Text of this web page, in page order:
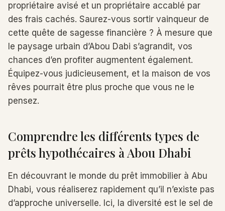
propriétaire avisé et un propriétaire accablé par
des frais cachés. Saurez-vous sortir vainqueur de
cette quête de sagesse financière ? À mesure que
le paysage urbain d’Abou Dabi s’agrandit, vos
chances d’en profiter augmentent également.
Équipez-vous judicieusement, et la maison de vos
rêves pourrait être plus proche que vous ne le
pensez.
Comprendre les différents types de
prêts hypothécaires à Abou Dhabi
En découvrant le monde du prêt immobilier à Abu
Dhabi, vous réaliserez rapidement qu’il n’existe pas
d’approche universelle. Ici, la diversité est le sel de